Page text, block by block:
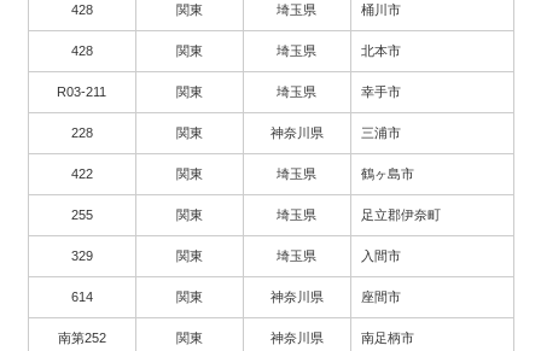
428 関東 埼玉県 桶川市
428 関東 埼玉県 北本市
R03-211 関東 埼玉県 幸手市
228 関東 神奈川県 三浦市
422 関東 埼玉県 鶴ヶ島市
255 関東 埼玉県 足立郡伊奈町
329 関東 埼玉県 入間市
614 関東 神奈川県 座間市
南第252 関東 神奈川県 南足柄市